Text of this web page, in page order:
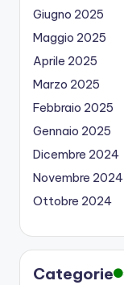
Giugno 2025
Maggio 2025
Aprile 2025
Marzo 2025
Febbraio 2025
Gennaio 2025
Dicembre 2024
Novembre 2024
Ottobre 2024
Categorie